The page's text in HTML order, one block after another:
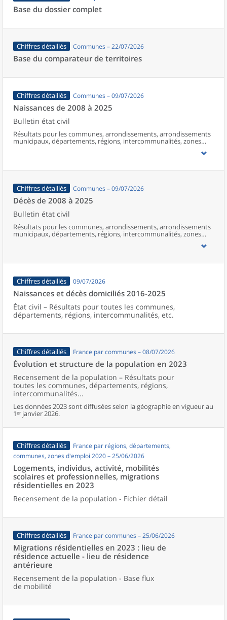
Base du dossier complet
Chiffres détaillés Communes – 22/07/2026
Base du comparateur de territoires
Chiffres détaillés Communes – 09/07/2026
Naissances de 2008 à 2025
Bulletin état civil
Résultats pour les communes, arrondissements, arrondissements
municipaux, départements, régions, intercommunalités, zones
d’emploi, bassins de vie, unités urbaines et aires d’attraction des
Chiffres détaillés Communes – 09/07/2026
Décès de 2008 à 2025
Bulletin état civil
Résultats pour les communes, arrondissements, arrondissements
municipaux, départements, régions, intercommunalités, zones
d’emploi, bassins de vie, unités urbaines et aires d’attraction des
Chiffres détaillés 09/07/2026
Naissances et décès domiciliés 2016-2025
État civil – Résultats pour toutes les communes,
départements, régions, intercommunalités, etc.
Chiffres détaillés France par communes – 08/07/2026
Évolution et structure de la population en 2023
Recensement de la population – Résultats pour
toutes les communes, départements, régions,
intercommunalités...
Les données 2023 sont diffusées selon la géographie en vigueur au
1ᵉʳ janvier 2026.
Chiffres détaillés
France par régions, départements,
communes, zones d'emploi 2020 – 25/06/2026
Logements, individus, activité, mobilités
scolaires et professionnelles, migrations
résidentielles en 2023
Recensement de la population - Fichier détail
Chiffres détaillés France par communes – 25/06/2026
Migrations résidentielles en 2023 : lieu de
résidence actuelle - lieu de résidence
antérieure
Recensement de la population - Base flux
de mobilité